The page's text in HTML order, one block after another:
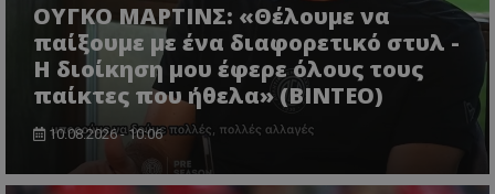
ΟΥΓΚΟ ΜΑΡΤΙΝΣ: «Θέλουμε να
παίξουμε με ένα διαφορετικό στυλ -
Η διοίκηση μου έφερε όλους τους
παίκτες που ήθελα» (ΒΙΝΤΕΟ)
10.08.2026 - 10:06